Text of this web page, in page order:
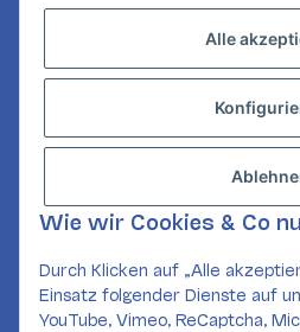
GESETZLICHE
KONTAKT
SOCIAL MEDIA
Alle
Wie wir Cookies & Co
Durch Klicken auf „Alle
Einsatz folgender Dienste auf
YouTube, Vimeo, ReCaptcha,